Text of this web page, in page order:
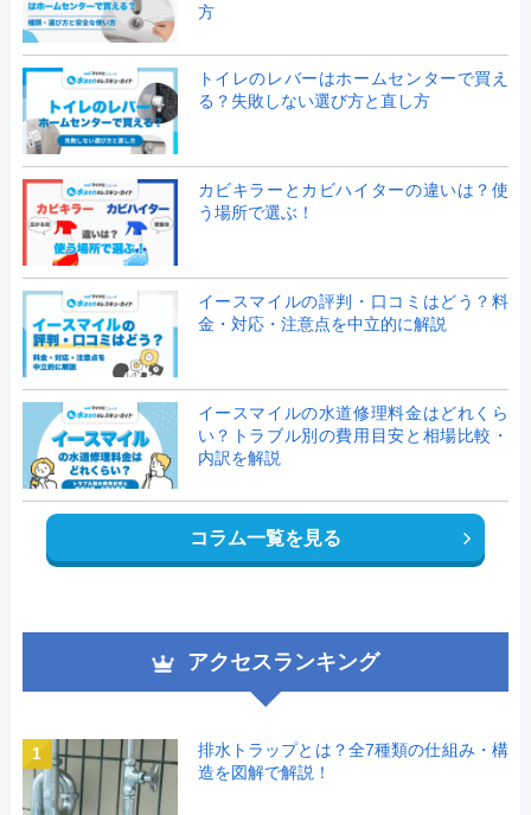
方
トイレのレバーはホームセンターで買え
る？失敗しない選び方と直し方
カビキラーとカビハイターの違いは？使
う場所で選ぶ！
イースマイルの評判・口コミはどう？料
金・対応・注意点を中立的に解説
イースマイルの水道修理料金はどれくら
い？トラブル別の費用目安と相場比較・
内訳を解説
コラム一覧を見る
アクセスランキング
1
排水トラップとは？全7種類の仕組み・構
造を図解で解説！